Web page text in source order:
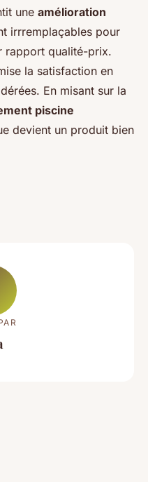
une amélioration
irrremplaçables pour
rapport qualité-prix.
la satisfaction en
En misant sur la
piscine
devient un produit bien